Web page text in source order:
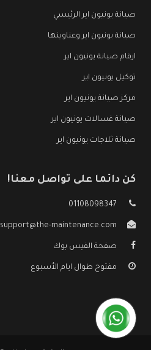
صيانة يونيون اير الرئيسي
صيانة يونيون اير وعناوينها
ارقام صيانة يونيون اير
توكيل يونيون اير
مركز صيانة يونيون اير
صيانة غسالات يونيون اير
صيانة ثلاجات يونيون اير
كن دائما على تواصل معنا!
01108098347
support@the-maintenance.com
صفحة الفيس بوك
مفتوح طوال ايام الأسبوع